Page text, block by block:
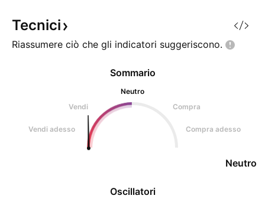
95%. Poi abbiamo Fetch.ai (FET)
Tecnici
Riassumere ciò che gli indicatori suggeriscono.
Oscillatori
Sommario
Neutro
Vendi
Compra
Vendi adesso Compra adesso
Neutro